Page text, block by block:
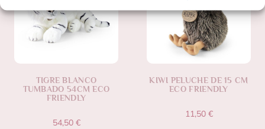
TIGRE BLANCO
TUMBADO 54CM ECO
FRIENDLY
54,50 €
KIWI PELUCHE DE 15 CM
ECO FRIENDLY
11,50 €